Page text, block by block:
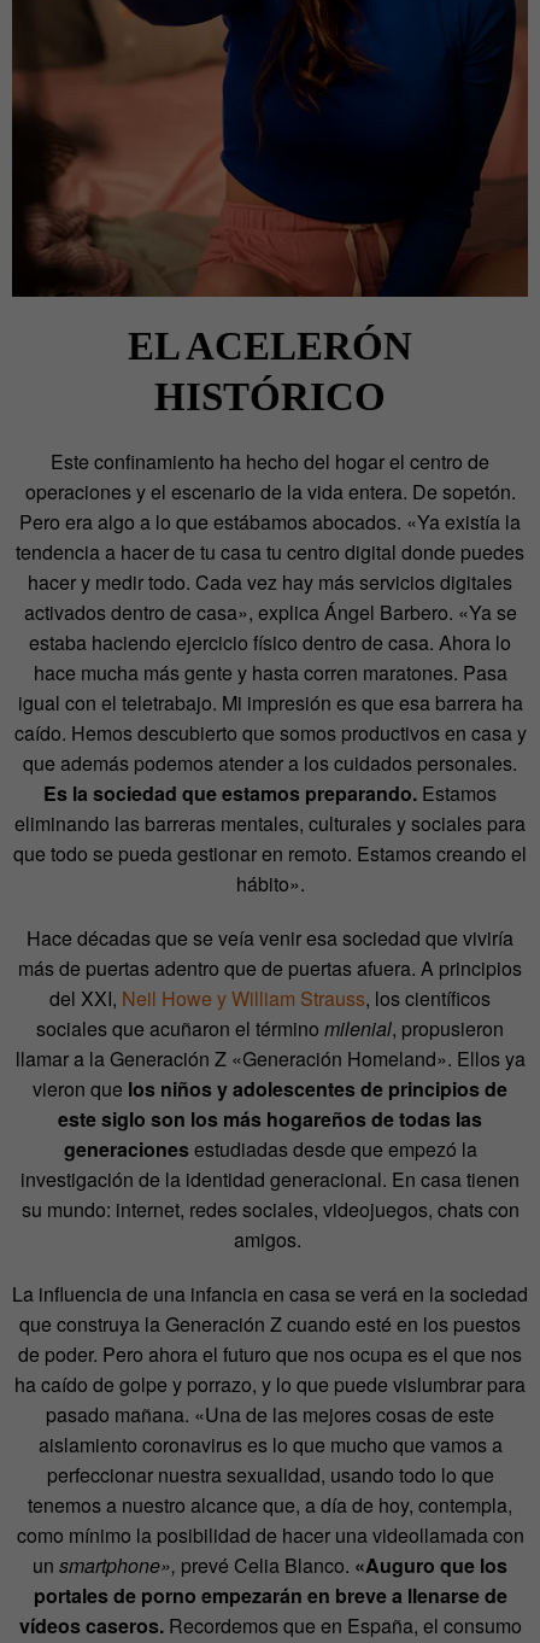
EL ACELERÓN
HISTÓRICO
Este confinamiento ha hecho del hogar el centro de
operaciones y el escenario de la vida entera. De sopetón.
Pero era algo a lo que estábamos abocados. «Ya existía la
tendencia a hacer de tu casa tu centro digital donde puedes
hacer y medir todo. Cada vez hay más servicios digitales
activados dentro de casa», explica Ángel Barbero. «Ya se
estaba haciendo ejercicio físico dentro de casa. Ahora lo
hace mucha más gente y hasta corren maratones. Pasa
igual con el teletrabajo. Mi impresión es que esa barrera ha
caído. Hemos descubierto que somos productivos en casa y
que además podemos atender a los cuidados personales.
Es la sociedad que estamos preparando. Estamos
eliminando las barreras mentales, culturales y sociales para
que todo se pueda gestionar en remoto. Estamos creando el
hábito».
Hace décadas que se veía venir esa sociedad que viviría
más de puertas adentro que de puertas afuera. A principios
del XXI, Neil Howe y William Strauss, los científicos
sociales que acuñaron el término milenial, propusieron
llamar a la Generación Z «Generación Homeland». Ellos ya
vieron que los niños y adolescentes de principios de
este siglo son los más hogareños de todas las
generacionesestudiadas desde que empezó la
investigación de la identidad generacional. En casa tienen
su mundo: internet, redes sociales, videojuegos, chats con
amigos.
La influencia de una infancia en casa se verá en la sociedad
que construya la Generación Z cuando esté en los puestos
de poder. Pero ahora el futuro que nos ocupa es el que nos
ha caído de golpe y porrazo, y lo que puede vislumbrar para
pasado mañana. «Una de las mejores cosas de este
aislamiento coronavirus es lo que mucho que vamos a
perfeccionar nuestra sexualidad, usando todo lo que
tenemos a nuestro alcance que, a día de hoy, contempla,
como mínimo la posibilidad de hacer una videollamada con
un smartphone», prevé Celia Blanco. «Auguro que los
portales de porno empezarán en breve a llenarse de
vídeos caseros.Recordemos que en España, el consumo